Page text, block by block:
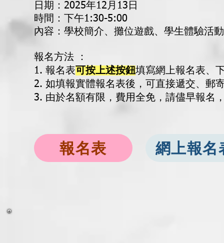
日期：2025年12月13日
時間：下午1:30-5:00
內容：學校簡介、攤位遊戲、學生體驗活
報名方法 ：
1. 報名表 可按上述按鈕填寫網上報名表、
2. 如填報實體報名表後，可直接遞交、郵
3. 由於名額有限，費用全免，請儘早報名
報名表 網上報名